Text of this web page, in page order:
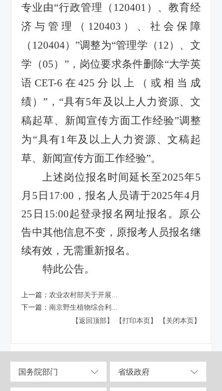
专业由“行政管理（120401）、教育经
济与管理（120403）、社会保障
（120404）”调整为“管理学（12）、文
学（05）”，岗位要求条件删除“大学英
语CET-6在425分以上（或相当成
绩）”，“具有5年及以上人力资源、文
稿起草、新闻宣传方面工作经验”调整
为“具有1年及以上人力资源、文稿起
草、新闻宣传方面工作经验”。
上述岗位报名时间延长至2025年5
月5日17:00，报名人员请于2025年4月
25日15:00起登录报名网址报名。原公
告中其他信息不变，原报考人员报名继
续有效，无需重新报名。
特此公告。
上一篇： 农业农村部关于开展...
下一篇：南京野生植物综合利...
【返回顶部】
【打印本页】 【关闭本页】
国务院部门 省级政府